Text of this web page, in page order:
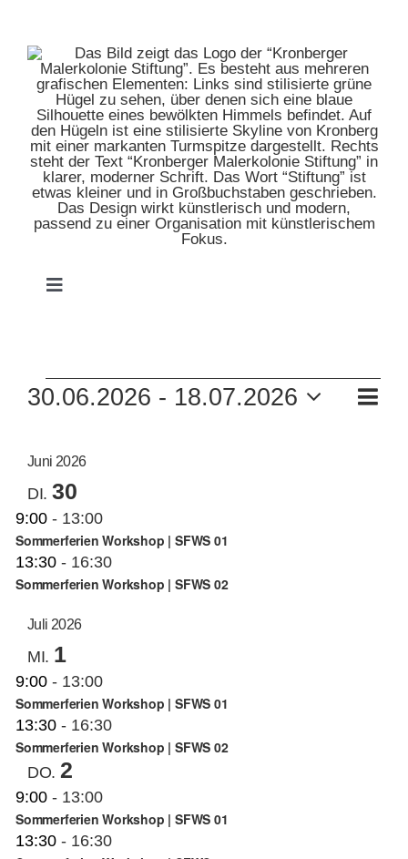
springen
Toggle
MUSEUM
KUNSTSCHULE
KRONBERGER MALERKOLONIE
SUCHE
VERANSTALTUNGEN
30.06.2026 - 18.07.2026
auswählen.
Juni 2026
DI. 30
9:00 - 13:00
Sommerferien Workshop | SFWS 01
13:30 - 16:30
Sommerferien Workshop | SFWS 02
Juli 2026
MI. 1
9:00 - 13:00
Sommerferien Workshop | SFWS 01
13:30 - 16:30
Sommerferien Workshop | SFWS 02
DO. 2
9:00 - 13:00
Sommerferien Workshop | SFWS 01
13:30 - 16:30